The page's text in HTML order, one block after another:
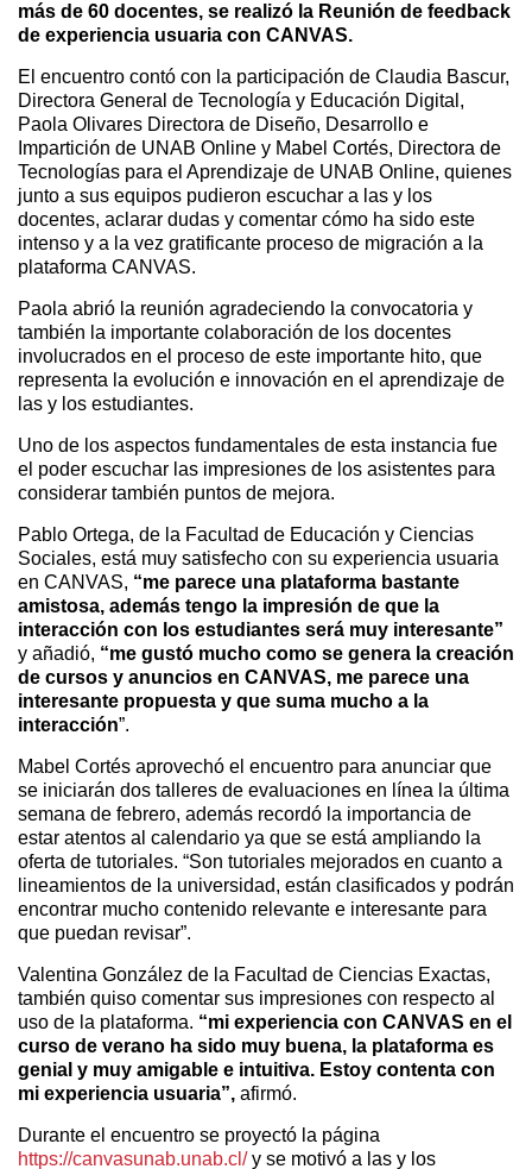
más de 60 docentes, se realizó la Reunión de feedback
de experiencia usuaria con CANVAS.
El encuentro contó con la participación de Claudia Bascur,
Directora General de Tecnología y Educación Digital,
Paola Olivares Directora de Diseño, Desarrollo e
Impartición de UNAB Online y Mabel Cortés, Directora de
Tecnologías para el Aprendizaje de UNAB Online, quienes
junto a sus equipos pudieron escuchar a las y los
docentes, aclarar dudas y comentar cómo ha sido este
intenso y a la vez gratificante proceso de migración a la
plataforma CANVAS.
Paola abrió la reunión agradeciendo la convocatoria y
también la importante colaboración de los docentes
involucrados en el proceso de este importante hito, que
representa la evolución e innovación en el aprendizaje de
las y los estudiantes.
Uno de los aspectos fundamentales de esta instancia fue
el poder escuchar las impresiones de los asistentes para
considerar también puntos de mejora.
Pablo Ortega, de la Facultad de Educación y Ciencias
Sociales, está muy satisfecho con su experiencia usuaria
en CANVAS, “me parece una plataforma bastante
amistosa, además tengo la impresión de que la
interacción con los estudiantes será muy interesante”
y añadió, “me gustó mucho como se genera la creación
de cursos y anuncios en CANVAS, me parece una
interesante propuesta y que suma mucho a la
interacción”.
Mabel Cortés aprovechó el encuentro para anunciar que
se iniciarán dos talleres de evaluaciones en línea la última
semana de febrero, además recordó la importancia de
estar atentos al calendario ya que se está ampliando la
oferta de tutoriales. “Son tutoriales mejorados en cuanto a
lineamientos de la universidad, están clasificados y podrán
encontrar mucho contenido relevante e interesante para
que puedan revisar”.
Valentina González de la Facultad de Ciencias Exactas,
también quiso comentar sus impresiones con respecto al
uso de la plataforma. “mi experiencia con CANVAS en el
curso de verano ha sido muy buena, la plataforma es
genial y muy amigable e intuitiva. Estoy contenta con
mi experiencia usuaria”, afirmó.
Durante el encuentro se proyectó la página
https://canvasunab.unab.cl/y se motivó a las y los